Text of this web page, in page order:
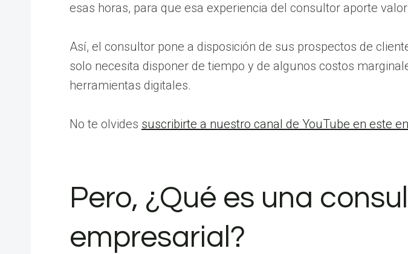
esas horas, para que esa experiencia del consultor aporte
Así, el consultor pone a disposición de sus prospectos de
solo necesita disponer de tiempo y de algunos costos
herramientas digitales.
No te olvides suscribirte a nuestro canal de YouTube en este
Pero, ¿Qué es una
empresarial?